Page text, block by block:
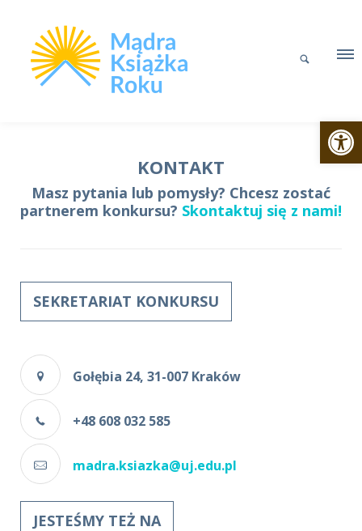
Otwórz
KONTAKT
Masz pytania lub pomysły? Chcesz zostać
partnerem konkursu? Skontaktuj się z nami!
SEKRETARIAT KONKURSU
Gołębia 24, 31-007 Kraków
+48 608 032 585
madra.ksiazka@uj.edu.pl
JESTEŚMY TEŻ NA